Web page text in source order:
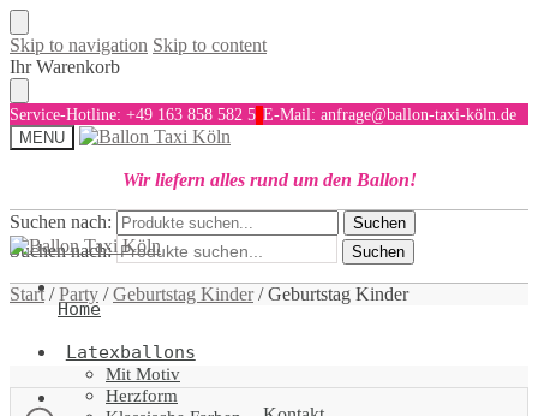
Skip to navigation Skip to content
Ihr Warenkorb
Service-Hotline: +49 163 858 582 5 E-Mail: anfrage@ballon-taxi-köln.de
MENU
Wir liefern alles rund um den Ballon!
Suchen nach: Suchen
Suchen nach: Suchen
Home
Latexballons
Mit Motiv
Herzform
Start /Party /Geburtstag Kinder/Geburtstag Kinder